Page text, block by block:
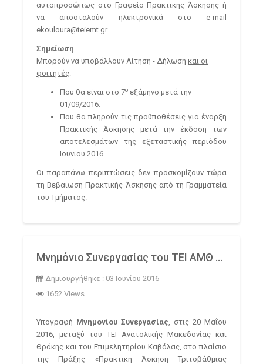
αυτοπροσώπως στο Γραφείο Πρακτικής Άσκησης ή
να αποσταλούν ηλεκτρονικά στο e-mail
ekouloura@teiemt.gr.
Σημείωση
Μπορούν να υποβάλλουν Αίτηση - Δήλωση και οι
φοιτητές:
Που θα είναι στο 7ο εξάμηνο μετά την
01/09/2016.
Που θα πληρούν τις προϋποθέσεις για έναρξη
Πρακτικής Άσκησης μετά την έκδοση των
αποτελεσμάτων της εξεταστικής περιόδου
Ιουνίου 2016.
Οι παραπάνω περιπτώσεις δεν προσκομίζουν τώρα
τη Βεβαίωση Πρακτικής Άσκησης από τη Γραμματεία
του Τμήματος.
Μνημόνιο Συνεργασίας του ΤΕΙ ΑΜΘ και του Επιμελητηρίου Καβάλας
Δημιουργήθηκε : 03 Ιουνίου 2016
1652 Views
Υπογραφή Μνημονίου Συνεργασίας, στις 20 Μαΐου
2016, μεταξύ του ΤΕΙ Ανατολικής Μακεδονίας και
Θράκης και του Επιμελητηρίου Καβάλας, στο πλαίσιο
της Πράξης «Πρακτική Άσκηση Τριτοβάθμιας